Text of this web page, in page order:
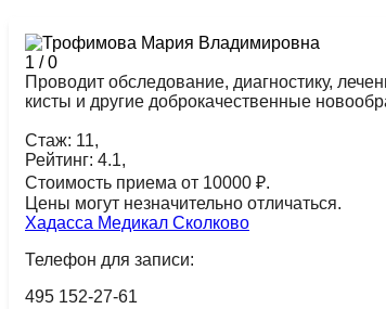
1 /0
Проводит обследование, диагностику,
кисты и другие доброкачественные
Стаж: 11,
Рейтинг: 4.1,
Стоимость приема от 10000 ₽.
Цены могут незначительно отличаться.
Хадасса Медикал Сколково
Телефон для записи:
495 152-27-61